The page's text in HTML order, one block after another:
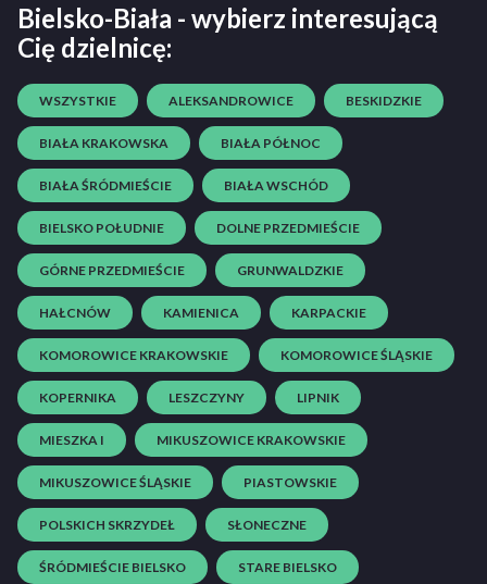
Bielsko-Biała - wybierz interesującą
Cię dzielnicę:
WSZYSTKIE ALEKSANDROWICE BESKIDZKIE
BIAŁA KRAKOWSKA BIAŁA PÓŁNOC
BIAŁA ŚRÓDMIEŚCIE BIAŁA WSCHÓD
BIELSKO POŁUDNIE DOLNE PRZEDMIEŚCIE
GÓRNE PRZEDMIEŚCIE GRUNWALDZKIE
HAŁCNÓW KAMIENICA KARPACKIE
KOMOROWICE KRAKOWSKIE KOMOROWICE ŚLĄSKIE
KOPERNIKA LESZCZYNY LIPNIK
MIESZKA I MIKUSZOWICE KRAKOWSKIE
MIKUSZOWICE ŚLĄSKIE PIASTOWSKIE
POLSKICH SKRZYDEŁ SŁONECZNE
ŚRÓDMIEŚCIE BIELSKO STARE BIELSKO